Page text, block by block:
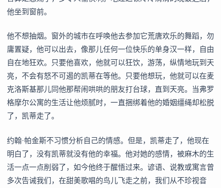
他坐到窗前。
他不想抽烟。窗外的城市在呼唤他去参加它荒唐欢乐的舞蹈，勿
庸置疑，他可以出去，像那儿任何一位快乐的单身汉一样，自由
自在地狂欢。只要他喜欢，他就可以狂饮，游荡，纵情地玩到天
亮，不会有怒不可遏的凯蒂在等他。只要他想玩，他就可以在麦
克洛斯基那儿同他那帮闹哄哄的朋友打台球，直到天亮。当弗罗
格摩尔公寓的生活让他烦腻时，一直捆绑着他的婚姻缰绳却松脱
了，凯蒂走了。
约翰·帕金斯不习惯分析自己的情感。但是，凯蒂走了，他现在
明白了，没有凯蒂就没有他的幸福。他对她的感情，被麻木的生
活一点一点削弱了，如今他终于醒悟过来。谚语、说教或寓言曾
多次告诫我们，在甜美歌唱的鸟儿飞走之前，我们从不珍视音